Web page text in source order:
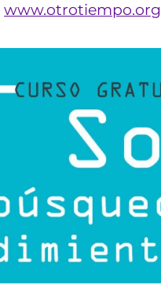
www.otrotiempo.org